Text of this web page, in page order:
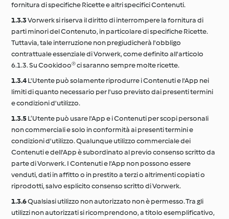
fornitura di specifiche Ricette e altri specifici Contenuti.
1.3.3Vorwerk si riserva il diritto di interrompere la fornitura di
parti minori del Contenuto, in particolare di specifiche Ricette.
Tuttavia, tale interruzione non pregiudicherà l'obbligo
contrattuale essenziale di Vorwerk, come definito all'articolo
6.1.3. Su Cookidoo® ci saranno sempre molte ricette.
1.3.4L'Utente può solamente riprodurre i Contenuti e l'App nei
limiti di quanto necessario per l'uso previsto dai presenti termini
e condizioni d'utilizzo.
1.3.5L’Utente può usare l'App e i Contenuti per scopi personali
non commerciali e solo in conformità ai presenti termini e
condizioni d'utilizzo. Qualunque utilizzo commerciale dei
Contenuti e dell'App è subordinato al previo consenso scritto da
parte di Vorwerk. I Contenuti e l'App non possono essere
venduti, dati in affitto o in prestito a terzi o altrimenti copiati o
riprodotti, salvo esplicito consenso scritto di Vorwerk.
1.3.6Qualsiasi utilizzo non autorizzato non è permesso. Tra gli
utilizzi non autorizzati si ricomprendono, a titolo esemplificativo,